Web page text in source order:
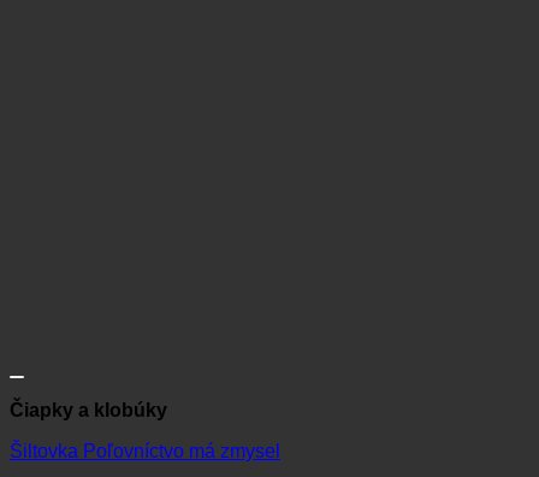
Čiapky a klobúky
Šiltovka Poľovníctvo má zmysel